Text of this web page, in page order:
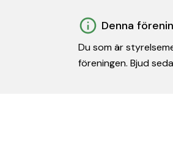
Denna
Du som är
föreningen. Bjud